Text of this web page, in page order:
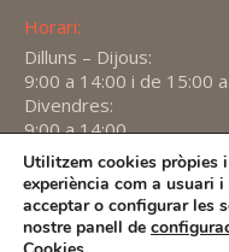
Horari:
Dilluns – Dijous:
9:00 a 14:00 i de 15:00
Divendres:
9:00 a 14:00
Find us on:
X
page
YouTube
page
Linkedin
page
2026 -
Utilitzem cookies pròpies
experiència com a usuari
acceptar o configurar les
nostre panell de